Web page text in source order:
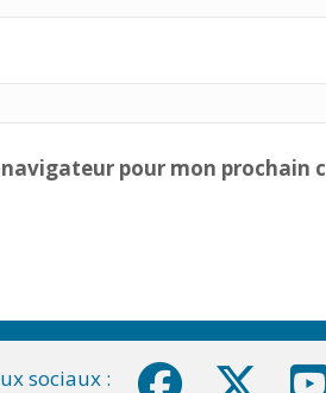
pour mon prochain
sociaux :